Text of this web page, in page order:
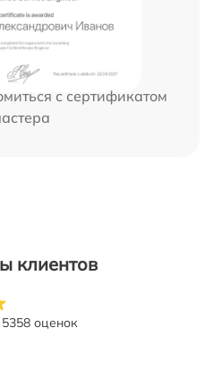
с сертификатом
клиентов
5358 оценок